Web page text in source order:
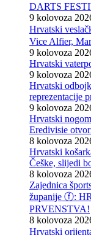
DARTS
9 kolovoza
Hrvatski
Vice Alfier,
9 kolovoza
Hrvatski
9 kolovoza
Hrvatski
reprezentacije
9 kolovoza
Hrvatski
Eredivisie
8 kolovoza
Hrvatski
Češke, slijedi
8 kolovoza
Zajednica
županije ⓕ:
PRVENSTVA!
8 kolovoza
Hrvatski